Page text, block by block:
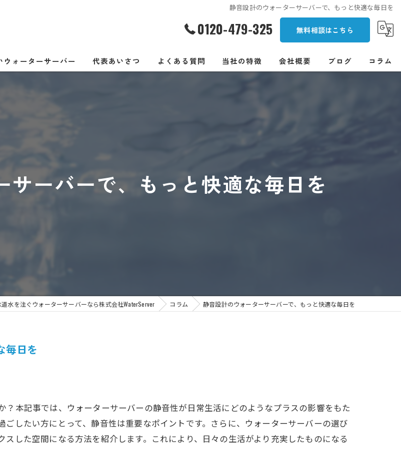
静音設計のウォーターサーバーで、もっと快適な毎日を
0120-479-325 無料相談はこちら
ウォーターサーバー 代表あいさつ よくある質問 当社の特徴
卓上
会社概要 ブログ コラム
サーバーで、もっと快適な毎日を
道水を注ぐウォーターサーバーなら株式会社WaterServer コラム 静音設計のウォーターサーバーで、もっと快適な毎日を
毎日を
本記事では、ウォーターサーバーの静音性が日常生活にどのようなプラスの影響をもた
したい方にとって、静音性は重要なポイントです。さらに、ウォーターサーバーの選び
した空間になる方法を紹介します。これにより、日々の生活がより充実したものになる